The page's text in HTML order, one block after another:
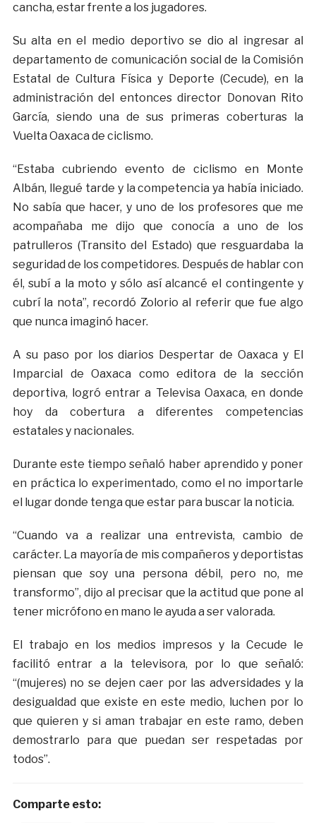
cancha, estar frente a los jugadores.
Su alta en el medio deportivo se dio al ingresar al
departamento de comunicación social de la Comisión
Estatal de Cultura Física y Deporte (Cecude), en la
administración del entonces director Donovan Rito
García, siendo una de sus primeras coberturas la
Vuelta Oaxaca de ciclismo.
“Estaba cubriendo evento de ciclismo en Monte
Albán, llegué tarde y la competencia ya había iniciado.
No sabía que hacer, y uno de los profesores que me
acompañaba me dijo que conocía a uno de los
patrulleros (Transito del Estado) que resguardaba la
seguridad de los competidores. Después de hablar con
él, subí a la moto y sólo así alcancé el contingente y
cubrí la nota”, recordó Zolorio al referir que fue algo
que nunca imaginó hacer.
A su paso por los diarios Despertar de Oaxaca y El
Imparcial de Oaxaca como editora de la sección
deportiva, logró entrar a Televisa Oaxaca, en donde
hoy da cobertura a diferentes competencias
estatales y nacionales.
Durante este tiempo señaló haber aprendido y poner
en práctica lo experimentado, como el no importarle
el lugar donde tenga que estar para buscar la noticia.
“Cuando va a realizar una entrevista, cambio de
carácter. La mayoría de mis compañeros y deportistas
piensan que soy una persona débil, pero no, me
transformo”, dijo al precisar que la actitud que pone al
tener micrófono en mano le ayuda a ser valorada.
El trabajo en los medios impresos y la Cecude le
facilitó entrar a la televisora, por lo que señaló:
“(mujeres) no se dejen caer por las adversidades y la
desigualdad que existe en este medio, luchen por lo
que quieren y si aman trabajar en este ramo, deben
demostrarlo para que puedan ser respetadas por
todos”.
Comparte esto: